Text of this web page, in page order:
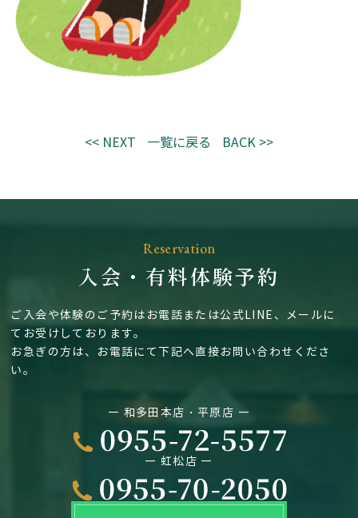
<< NEXT 一覧に戻る BACK >>
Reservation
入会・有料体験予約
ご入会や体験のご予約はお電話または公式LINE、メールに
てお受けしております。
お急ぎの方は、お電話にて下記へ直接お問い合わせくださ
い。
― 和多田本店・平原店 ―
― 虹松店 ―